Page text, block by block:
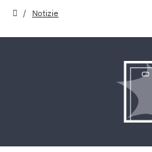
Notizie